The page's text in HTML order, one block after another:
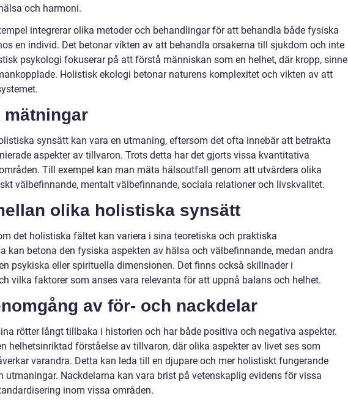
och harmoni.
integrerar olika metoder och behandlingar för att behandla både fysiska
en individ. Det betonar vikten av att behandla orsakerna till sjukdom och inte
psykologi fokuserar på att förstå människan som en helhet, där kropp, sinne
Holistisk ekologi betonar naturens komplexitet och vikten av att
synsätt kan vara en utmaning, eftersom det ofta innebär att betrakta
aspekter av tillvaron. Trots detta har det gjorts vissa kvantitativa
Till exempel kan man mäta hälsoutfall genom att utvärdera olika
välbefinnande, mentalt välbefinnande, sociala relationer och livskvalitet.
olika holistiska synsätt
det holistiska fältet kan variera i sina teoretiska och praktiska
kan betona den fysiska aspekten av hälsa och välbefinnande, medan andra
psykiska eller spirituella dimensionen. Det finns också skillnader i
vilka faktorer som anses vara relevanta för att uppnå balans och helhet.
av för- och nackdelar
rötter långt tillbaka i historien och har både positiva och negativa aspekter.
helhetsinriktad förståelse av tillvaron, där olika aspekter av livet ses som
varandra. Detta kan leda till en djupare och mer holistiskt fungerande
utmaningar. Nackdelarna kan vara brist på vetenskaplig evidens för vissa
inom vissa områden.